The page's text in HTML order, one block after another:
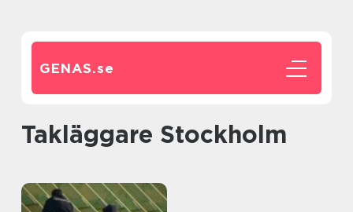
GENAS.se
Takläggare Stockholm